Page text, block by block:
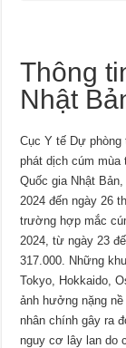
Thông
Nhật
Cục Y tế Dự phòng
phát dịch cúm mùa
Quốc gia Nhật
2024 đến ngày 26
trường hợp mắc
2024, từ ngày 23
317.000. Những
Tokyo, Hokkaido,
ảnh hưởng nặng
nhân chính gây ra
nguy cơ lây lan do